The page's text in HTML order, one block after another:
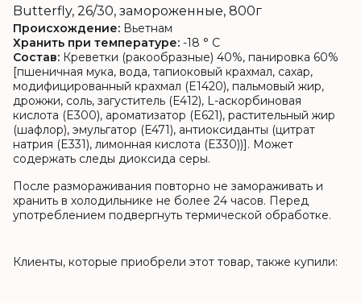
Butterfly, 26/30, замороженные, 800г
Происхождение: Вьетнам
Хранить при температуре: -18 ° C
Состав: Креветки (ракообразные) 40%, панировка 60%
[пшеничная мука, вода, тапиоковый крахмал, сахар,
модифицированный крахмал (E1420), пальмовый жир,
дрожжи, соль, загуститель (E412), L-аскорбиновая
кислота (E300), ароматизатор (E621), растительный жир
(шафлор), эмульгатор (E471), антиоксиданты (цитрат
натрия (E331), лимонная кислота (E330))]. Может
содержать следы диоксида серы.
После размораживания повторно не замораживать и
хранить в холодильнике не более 24 часов. Перед
употреблением подвергнуть термической обработке.
Клиенты, которые приобрели этот товар, также купили: